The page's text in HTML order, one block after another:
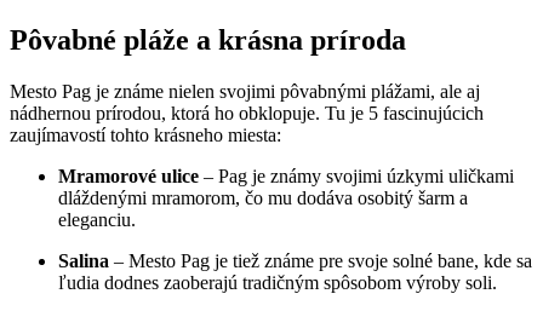
Pôvabné pláže a krásna príroda
Mesto Pag je známe nielen svojimi pôvabnými plážami, ale aj
nádhernou prírodou, ktorá ho obklopuje. Tu je 5 fascinujúcich
zaujímavostí tohto krásneho miesta:
Mramorové ulice – Pag je známy svojimi úzkymi uličkami
dláždenými mramorom, čo mu dodáva osobitý šarm a
eleganciu.
Salina – Mesto Pag je tiež známe pre svoje solné bane, kde sa
ľudia dodnes zaoberajú tradičným spôsobom výroby soli.